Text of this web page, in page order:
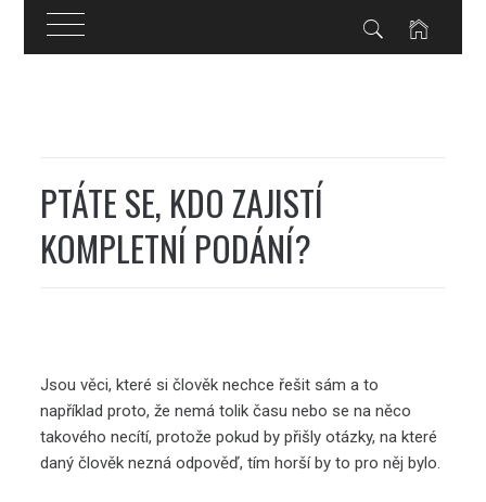
PTÁTE SE, KDO ZAJISTÍ
KOMPLETNÍ PODÁNÍ?
Jsou věci, které si člověk nechce řešit sám a to
například proto, že nemá tolik času nebo se na něco
takového necítí, protože pokud by přišly otázky, na které
daný člověk nezná odpověď, tím horší by to pro něj bylo.